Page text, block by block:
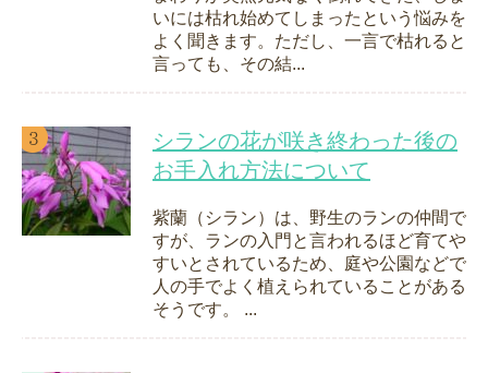
いには枯れ始めてしまったという悩みを
よく聞きます。ただし、一言で枯れると
言っても、その結...
シランの花が咲き終わった後の
お手入れ方法について
紫蘭（シラン）は、野生のランの仲間で
すが、ランの入門と言われるほど育てや
すいとされているため、庭や公園などで
人の手でよく植えられていることがある
そうです。 ...